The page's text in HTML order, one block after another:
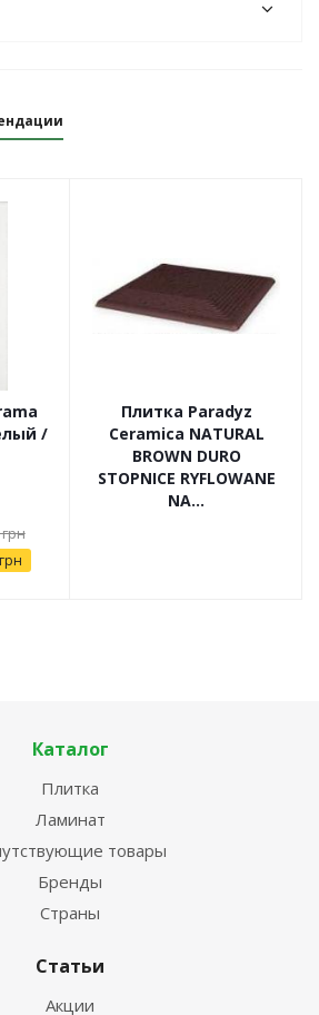
/
грн
Плитка Paradyz
Ceramica NATURAL
BROWN DURO
STOPNICE RYFLOWANE
NA...
Каталог
Плитка
Ламинат
товары
Бренды
Страны
Статьи
Акции